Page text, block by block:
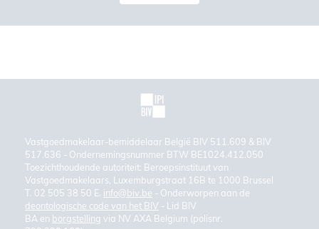
Vastgoedmakelaar-bemiddelaar België BIV 511.609 & BIV
517.636 - Ondernemingsnummer BTW BE1024.412.050
Toezichthoudende autoriteit: Beroepsinstituut van
Vastgoedmakelaars, Luxemburgstraat 16B te 1000 Brussel
T. 02 505 38 50 E. info@biv.be - Onderworpen aan de
deontologische code van het BIV - Lid BIV
BA en borgstelling via NV AXA Belgium (polisnr.